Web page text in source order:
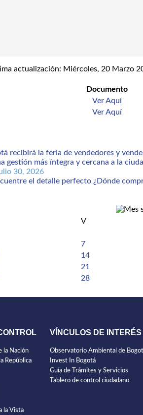
actualización: Miércoles, 20 Marzo
Documento
Ver Aquí
Ver Aquí
recibirá la feria de vendedores y
30, 2026
¿Dónde
V
7
14
21
28
la Nación
República
la Vista
VÍNCULOS DE INTERÉS
Observatorio Ambiental de
Invest In Bogotá
Guía de Trámites y Servicios
Tablero de control ciudadano